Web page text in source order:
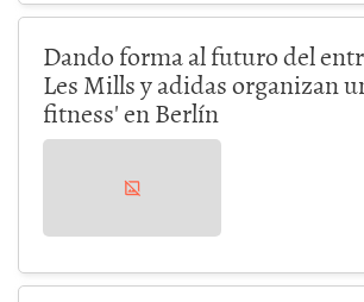
Dando forma al futuro del
Les Mills y adidas organizan
fitness' en Berlín